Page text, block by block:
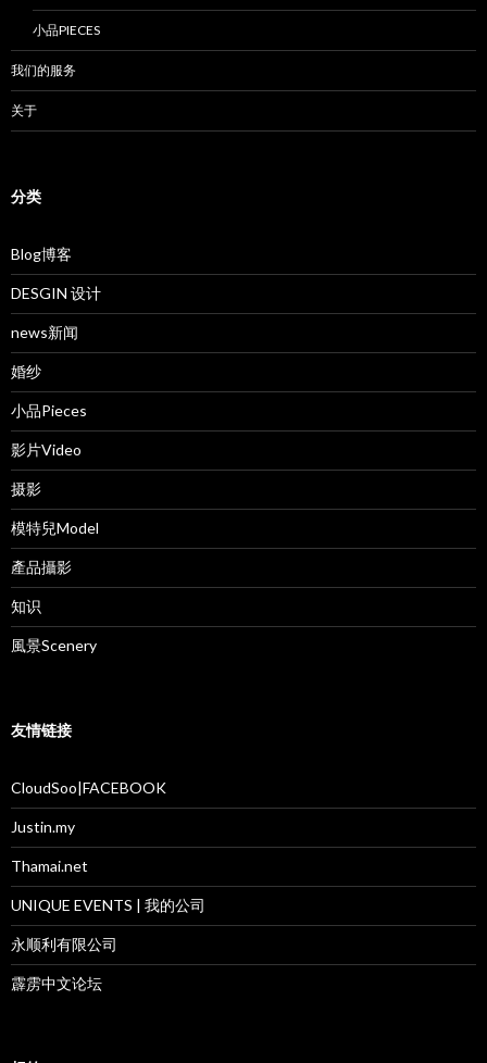
小品PIECES
我们的服务
关于
分类
Blog博客
DESGIN 设计
news新闻
婚纱
小品Pieces
影片Video
摄影
模特兒Model
產品攝影
知识
風景Scenery
友情链接
CloudSoo|FACEBOOK
Justin.my
Thamai.net
UNIQUE EVENTS | 我的公司
永顺利有限公司
霹雳中文论坛